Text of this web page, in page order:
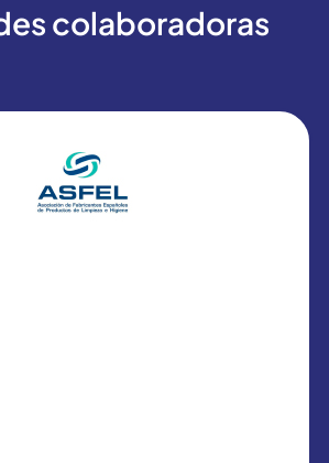
colaboradoras